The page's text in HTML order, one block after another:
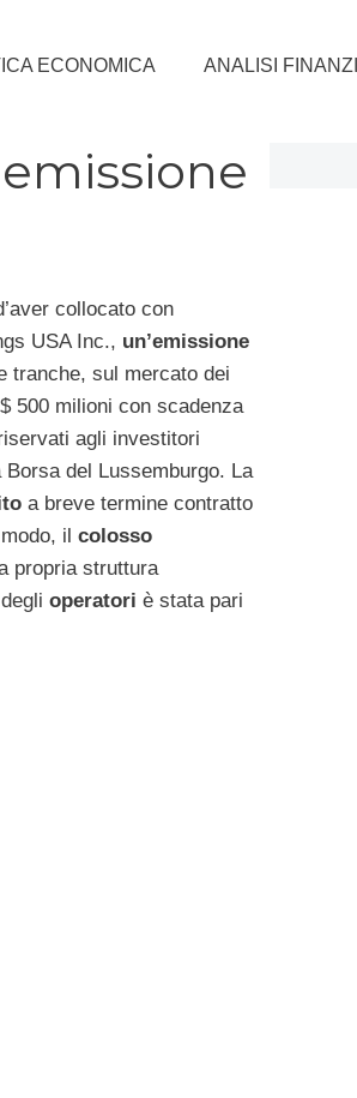
ECONOMICA ANALISI
collocato con
USA Inc., un’emissione
tranche, sul mercato dei
500 milioni con scadenza
agli investitori
del Lussemburgo. La
a breve termine contratto
il colosso
propria struttura
operatori è stata pari